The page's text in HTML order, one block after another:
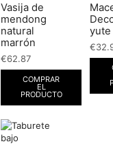
Vasija de
mendong
natural
marrón
€62.87
COMPRAR
EL
PRODUCTO
yute
€